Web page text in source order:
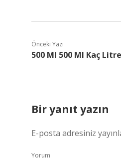
Önceki Yazı
500 Ml 500 Ml Kaç Litre
Bir yanıt yazın
E-posta adresiniz
Yorum